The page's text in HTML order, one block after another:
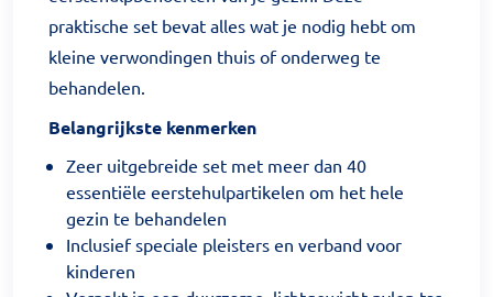
praktische set bevat alles wat je nodig hebt om
kleine verwondingen thuis of onderweg te
behandelen.
Belangrijkste kenmerken
Zeer uitgebreide set met meer dan 40
essentiële eerstehulpartikelen om het hele
gezin te behandelen
Inclusief speciale pleisters en verband voor
kinderen